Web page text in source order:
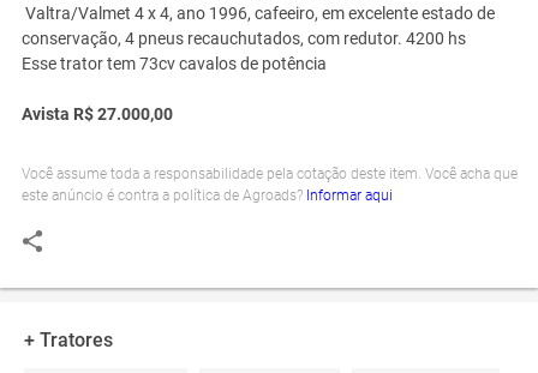
Valtra/Valmet 4 x 4, ano 1996, cafeeiro, em excelente estado de
conservação, 4 pneus recauchutados, com redutor. 4200 hs
Esse trator tem 73cv cavalos de potência
Avista R$ 27.000,00
Você assume toda a responsabilidade pela cotação deste item. Você acha que
este anúncio é contra a política de Agroads? Informar aqui
+ Tratores